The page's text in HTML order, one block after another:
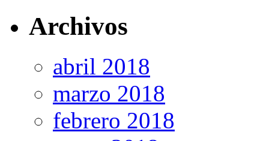
Archivos
abril 2018
marzo 2018
febrero 2018